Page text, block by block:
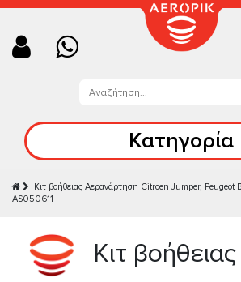
Κατηγορία
Κιτ βοήθειας Αερανάρτηση Citroen Jumper,
AS050611
Κιτ βοήθειας